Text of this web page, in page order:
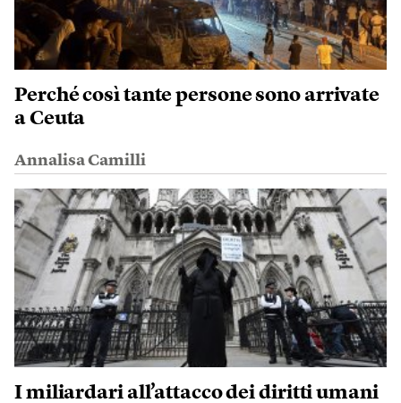
Perché così tante persone sono arrivate
a Ceuta
Annalisa Camilli
I miliardari all’attacco dei diritti umani